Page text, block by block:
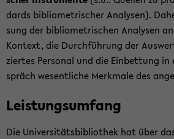
dards bi­blio­me­tri­scher Ana­ly­sen).
sung der bi­blio­me­tri­schen Ana­ly­sen
Kon­text, die Durch­füh­rung der
zier­tes Per­so­nal und die Ein­bet­tung
spräch we­sent­li­che Merk­ma­le des
Leis­tungs­um­fang
Die Uni­ver­si­täts­bi­blio­thek hat über